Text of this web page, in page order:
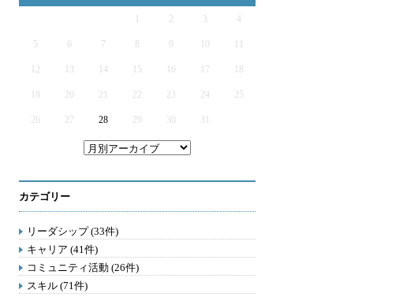
2 3 4
5 6 7 9
12 13 14 15 16 17
19 20 21 22 23 24 25
26 27 28 29 30 31
カテゴリー
リーダシップ (33件)
キャリア (41件)
コミュニティ活動 (26件)
スキル (71件)